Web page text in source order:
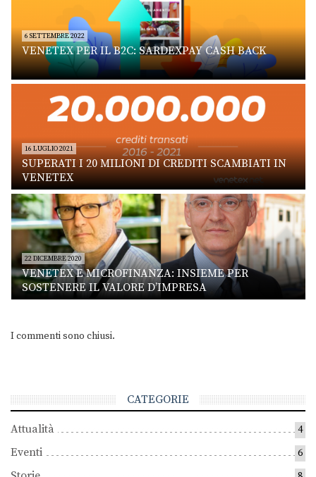
6 SETTEMBRE 2022
VENETEX PER IL B2C: SARDEXPAY CASH BACK
16 LUGLIO 2021
SUPERATI I 20 MILIONI DI CREDITI SCAMBIATI IN
VENETEX
22 DICEMBRE 2020
VENETEX E MICROFINANZA: INSIEME PER
SOSTENERE IL VALORE D’IMPRESA
I commenti sono chiusi.
CATEGORIE
Attualità 4
Eventi 6